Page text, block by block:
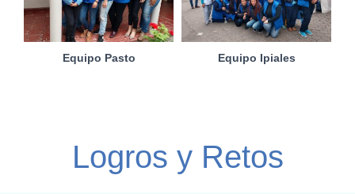
Equipo Pasto Equipo Ipiales
Logros y Retos